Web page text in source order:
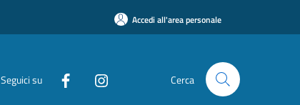
Accedi all'area personale
Seguici su Cerca